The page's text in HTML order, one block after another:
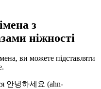
з
ніжності
ви можете підставляти
안녕하세요 (ahn-